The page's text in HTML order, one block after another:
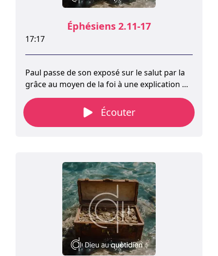
Éphésiens 2.11-17
17:17
Paul passe de son exposé sur le salut par la
grâce au moyen de la foi à une explication de
notre unité en Christ. L’œuvre de
réconciliation de Dieu ne se limite pas à la
relation entre Dieu et chaque individu, même
Écouter